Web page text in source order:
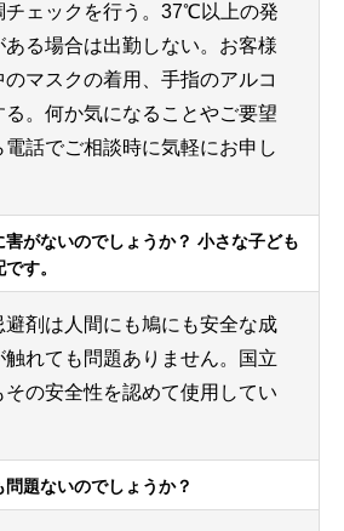
チェックを行う。37℃以上の発
る場合は出勤しない。お客様
マスクの着用、手指のアルコ
。何か気になることやご要望
話でご相談時に気軽にお申し
害がないのでしょうか？ 小さな子ども
す。
避剤は人間にも鳩にも安全な成
れても問題ありません。国立
の安全性を認めて使用してい
題ないのでしょうか？